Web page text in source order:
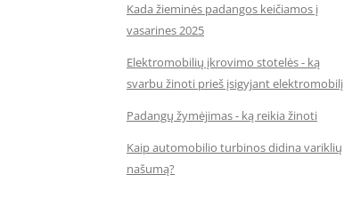
Kada žieminės padangos keičiamos į
vasarines 2025
Elektromobilių įkrovimo stotelės - ką
svarbu žinoti prieš įsigyjant elektromobilį
Padangų žymėjimas - ką reikia žinoti
Kaip automobilio turbinos didina variklių
našumą?